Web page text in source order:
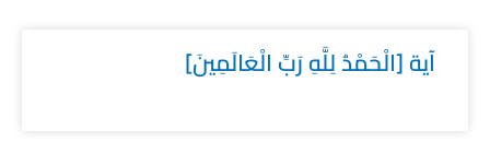
آية [الْحَمْدُ لِلَّهِ رَبِّ الْعَالَمِينَ]